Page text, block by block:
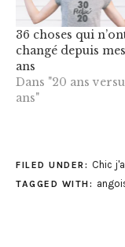
36 choses qui
changé depuis
ans
Dans "20 ans
ans"
FILED UNDER: Chic
TAGGED WITH: